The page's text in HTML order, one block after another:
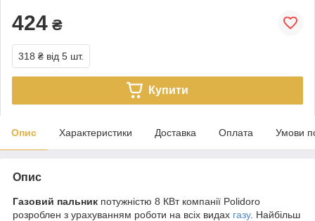
424 ₴
318 ₴ від 5 шт.
Купити
Опис Характеристики Доставка Оплата Умови
Опис
Газовий пальник потужністю 8 КВт компанії Polidoro
розроблен з урахуванням роботи на всіх видах газу. Найбільш